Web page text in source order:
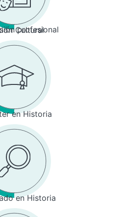
profesional
Cultural
en Historia
en Historia